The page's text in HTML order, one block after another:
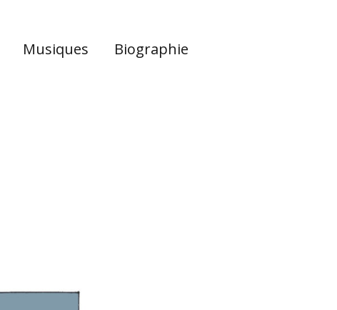
Musiques Biographie